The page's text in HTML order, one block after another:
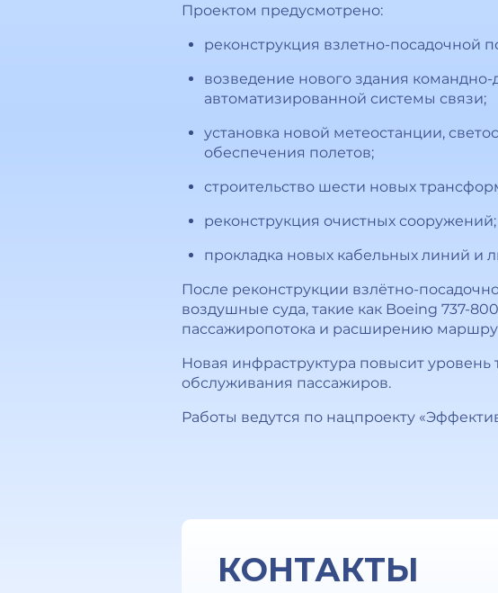
Проектом предусмотрено:
реконструкция взлетно-посадочной
возведение нового здания командно-
автоматизированной системы связи;
установка новой метеостанции,
обеспечения полетов;
строительство шести новых
реконструкция очистных сооружений;
прокладка новых кабельных линий и
После реконструкции взлётно-
воздушные суда, такие как Boeing 737-
пассажиропотока и расширению
Новая инфраструктура повысит уровень
обслуживания пассажиров.
Работы ведутся по нацпроекту
КОНТАКТЫ